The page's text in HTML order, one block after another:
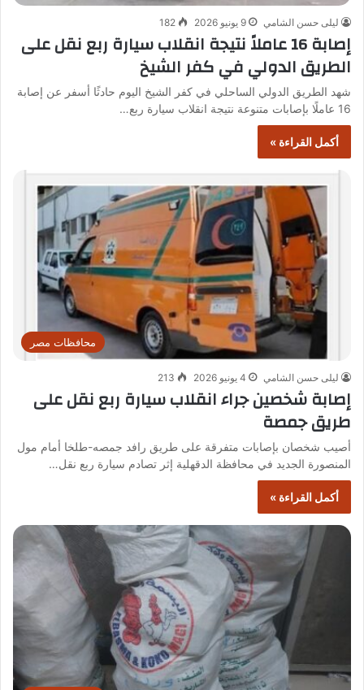
ليلى حسن الشامي 9 يونيو 2026 182
إصابة 16 عاملاً نتيجة انقلاب سيارة ربع نقل على
الطريق الدولي في كفر الشيخ
شهد الطريق الدولي الساحلي في كفر الشيخ اليوم حادثًا أسفر عن إصابة
16 عاملًا بإصابات متنوعة نتيجة انقلاب سيارة ربع…
أكمل القراءة »
محافظات مصر
ليلى حسن الشامي 4 يونيو 2026 213
إصابة شخصين جراء انقلاب سيارة ربع نقل على
طريق جمصة
أصيب شخصان بإصابات متفرقة على طريق رافد جمصه-طلخا أمام مول
المنصورة الجديد في محافظة الدقهلية إثر تصادم سيارة ربع نقل…
أكمل القراءة »